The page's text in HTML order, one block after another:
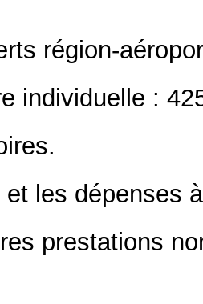
région-
individuelle :
les dépenses
prestations